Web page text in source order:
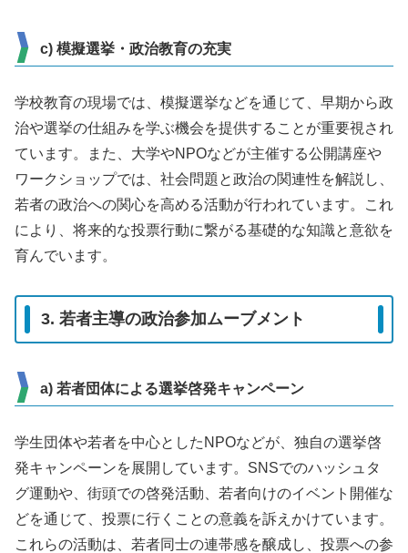
c) 模擬選挙・政治教育の充実
学校教育の現場では、模擬選挙などを通じて、早期から政
治や選挙の仕組みを学ぶ機会を提供することが重要視され
ています。また、大学やNPOなどが主催する公開講座や
ワークショップでは、社会問題と政治の関連性を解説し、
若者の政治への関心を高める活動が行われています。これ
により、将来的な投票行動に繋がる基礎的な知識と意欲を
育んでいます。
3. 若者主導の政治参加ムーブメント
a) 若者団体による選挙啓発キャンペーン
学生団体や若者を中心としたNPOなどが、独自の選挙啓
発キャンペーンを展開しています。SNSでのハッシュタ
グ運動や、街頭での啓発活動、若者向けのイベント開催な
どを通じて、投票に行くことの意義を訴えかけています。
これらの活動は、若者同士の連帯感を醸成し、投票への参